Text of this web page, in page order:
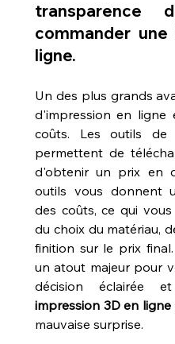
transparence
commander
ligne.
Un des plus grands
d'impression en ligne
coûts. Les outils de
permettent de
d'obtenir un prix en
outils vous donnent
des coûts, ce qui
du choix du matériau,
finition sur le prix
un atout majeur pour
décision
impression 3D en ligne
mauvaise surprise.